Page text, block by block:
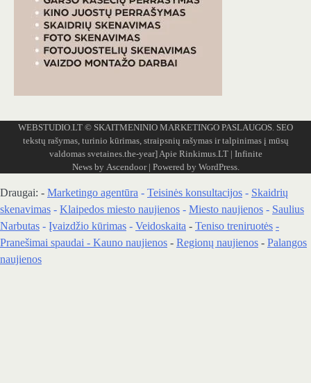
WEBSTUDIO.LT © SKAITMENINIO MARKETINGO PASLAUGOS. SEO
tekstų rašymas, turinio kūrimas, straipsnių rašymas ir talpinimas į mūsų
valdomas svetaines.the-year] Apie Rinkimus.LT| Infinite
News by Ascendoor| Powered by WordPress.
Draugai: - Marketingo agentūra - Teisinės konsultacijos - Skaidrių
skenavimas - Klaipedos miesto naujienos - Miesto naujienos - Saulius
Narbutas - Įvaizdžio kūrimas - Veidoskaita - Teniso treniruotės -
Pranešimai spaudai - Kauno naujienos - Regionų naujienos - Palangos
naujienos